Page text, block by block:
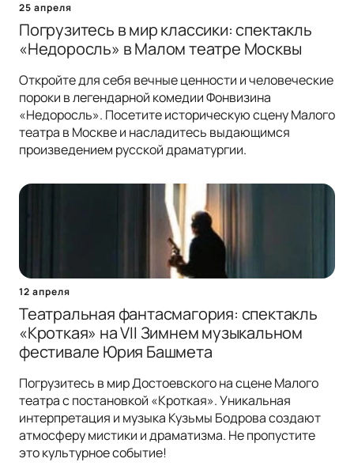
25 апреля
Погрузитесь в мир классики: спектакль
«Недоросль» в Малом театре Москвы
Откройте для себя вечные ценности и человеческие
пороки в легендарной комедии Фонвизина
«Недоросль». Посетите историческую сцену Малого
театра в Москве и насладитесь выдающимся
произведением русской драматургии.
12 апреля
Театральная фантасмагория: спектакль
«Кроткая» на VII Зимнем музыкальном
фестивале Юрия Башмета
Погрузитесь в мир Достоевского на сцене Малого
театра с постановкой «Кроткая». Уникальная
интерпретация и музыка Кузьмы Бодрова создают
атмосферу мистики и драматизма. Не пропустите
это культурное событие!